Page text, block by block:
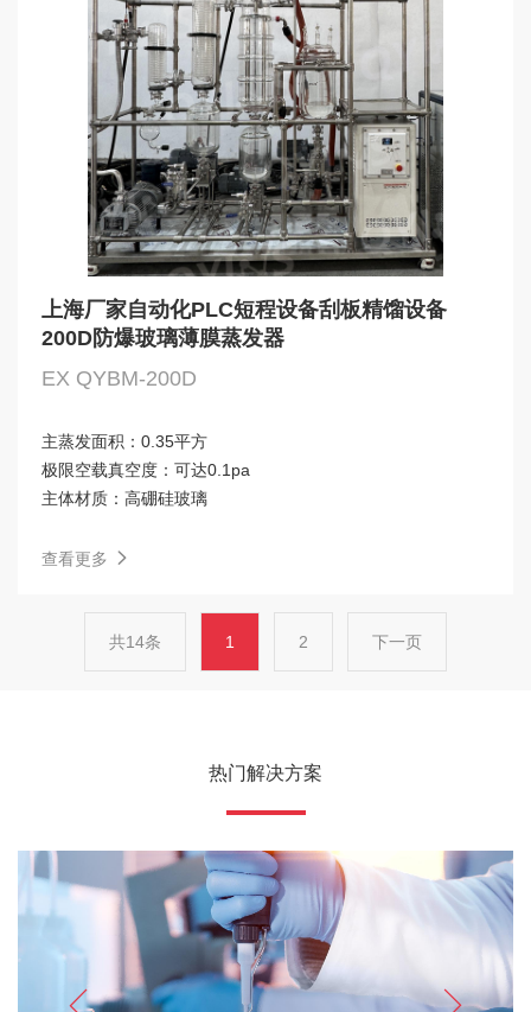
上海厂家自动化PLC短程设备刮板精馏设备
200D防爆玻璃薄膜蒸发器
EX QYBM-200D
主蒸发面积： 0.35平方
极限空载真空度： 可达0.1pa
主体材质： 高硼硅玻璃
查看更多
共14条 1 2 下一页
热门解决方案